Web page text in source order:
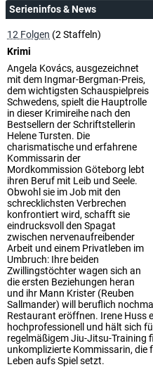
Serieninfos & News
12 Folgen (2 Staffeln)
Krimi
Angela Kovács, ausgezeichnet
mit dem Ingmar-Bergman-Preis,
dem wichtigsten Schauspielpreis
Schwedens, spielt die Hauptrolle
in dieser Krimireihe nach den
Bestsellern der Schriftstellerin
Helene Tursten. Die
charismatische und erfahrene
Kommissarin der
Mordkommission Göteborg lebt
ihren Beruf mit Leib und Seele.
Obwohl sie im Job mit den
schrecklichsten Verbrechen
konfrontiert wird, schafft sie
eindrucksvoll den Spagat
zwischen nervenaufreibender
Arbeit und einem Privatleben im
Umbruch: Ihre beiden
Zwillingstöchter wagen sich an
die ersten Beziehungen heran
und ihr Mann Krister (Reuben
Sallmander) will beruflich
Restaurant eröffnen. Irene Huss
hochprofessionell und hält sich
regelmäßigem Jiu-Jitsu-Training
unkomplizierte Kommissarin, die
Leben aufs Spiel setzt.